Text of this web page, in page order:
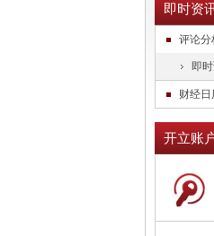
即时资
评论分
即
财经日
开立账